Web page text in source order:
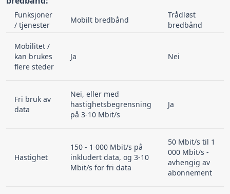
Funksjoner
/ tjenester
Mobilt bredbånd
Trådløst
bredbånd
Mobilitet /
kan brukes
flere steder
Ja Nei
Fri bruk av
data
Nei, eller med
hastighetsbegrensning
på 3-10 Mbit/s
Ja
Hastighet
150 - 1 000 Mbit/s på
inkludert data, og 3-10
Mbit/s for fri data
50 Mbit/s til 1
000 Mbit/s -
avhengig av
abonnement